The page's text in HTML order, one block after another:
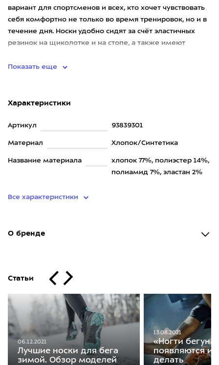
вариант для спортсменов и всех, кто хочет чувствовать
себя комфортно не только во время тренировок, но и в
течение дня. Носки удобно сидят за счёт эластичных
резинок на щиколотке и на стопе, а также имеют
Показать еще
Характеристики
Артикул 93839301
Материал Хлопок/Синтетика
Название материала
хлопок 77%, полиэстер 14%,
полиамид 7%, эластан 2%
Все характеристики
О бренде
Статьи
06.12.2021
Лучшие носки для бега
зимой. Обзор моделей
13.08.2021
«Ногти
появляются и
делать